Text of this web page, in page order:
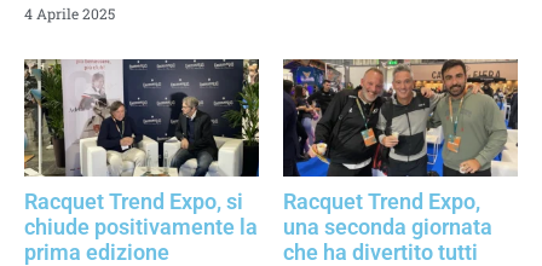
4 Aprile 2025
Racquet Trend Expo, si
chiude positivamente la
prima edizione
Racquet Trend Expo,
una seconda giornata
che ha divertito tutti